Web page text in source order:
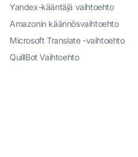
Yandex-kääntäjä vaihtoehto
Amazonin käännösvaihtoehto
Microsoft Translate -vaihtoehto
QuillBot Vaihtoehto